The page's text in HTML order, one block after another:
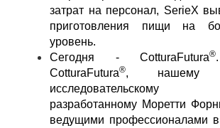
затрат на персонал, SerieX
приготовления пищи на
уровень.
Сегодня - CotturaFutura®
CotturaFutura®, нашему
исследовательскому
разработанному Моретти
ведущими профессионалами в